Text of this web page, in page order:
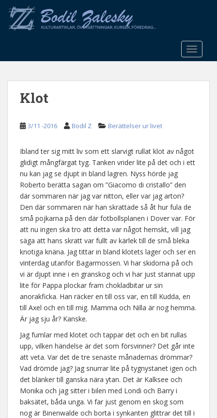
o
Klot
3/11 -2016 Bodil Z Berättelser ur livet
Ibland ter sig mitt liv som ett slarvigt rullat klot av något
glidigt mångfärgat tyg. Tanken vrider lite på det och i ett
nu kan jag se djupt in bland lagren. Nyss hörde jag
Roberto berätta sagan om ”Giacomo di cristallo” den
där sommaren när jag var nitton, eller var jag arton?
Den där sommaren när han skrattade så åt hur fula de
små pojkarna på den där fotbollsplanen i Dover var. För
att nu ingen ska tro att detta var något hemskt, vill jag
säga att hans skratt var fullt av kärlek till de små bleka
knotiga knäna. Jag tittar in bland klotets lager och ser en
vinterdag utanför Bagarmossen. Vi har skidorna på och
vi är djupt inne i en granskog och vi har just stannat upp
lite för Pappa plockar fram chokladbitar ur sin
anorakficka. Han räcker en till oss var, en till Kudda, en
till Axel och en till mig. Mamma och Nilla är nog hemma.
Är jag sju år? Kanske.
Jag fumlar med klotet och tappar det och en bit rullas
upp, vilken händelse är det som försvinner? Det går inte
att veta. Var det de tre senaste månadernas drömmar?
Vad drömde jag? Jag snurrar lite på tygnystanet igen och
det blänker till ganska nära ytan. Det är Kalksee och
Monika och jag sitter i bilen med Londi och Barry i
baksätet, båda unga. Vi far just genom en skog som
nog är Binenwalde och borta i synkanten glittrar det till i